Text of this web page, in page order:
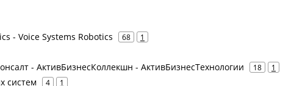
- Voice Systems Robotics 68 1
- АктивБизнесКоллекшн - АктивБизнесТехнологии 18 1
систем 4 1